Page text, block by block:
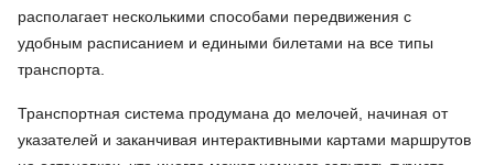
располагает несколькими способами передвижения с
удобным расписанием и едиными билетами на все типы
транспорта.
Транспортная система продумана до мелочей, начиная от
указателей и заканчивая интерактивными картами маршрутов